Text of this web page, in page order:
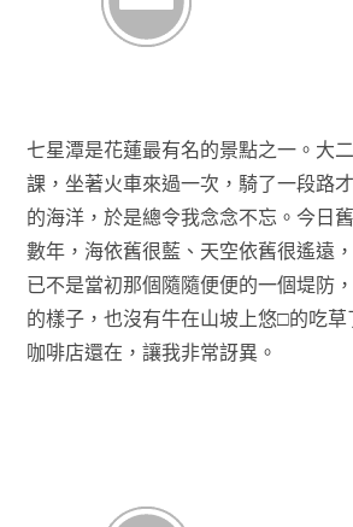
七星潭是花蓮最有名的景點之一。大
課，坐著火車來過一次，騎了一段路
的海洋，於是總令我念念不忘。今日
數年，海依舊很藍、天空依舊很遙遠
已不是當初那個隨隨便便的一個堤防
的樣子，也沒有牛在山坡上悠□的吃草
咖啡店還在，讓我非常訝異。